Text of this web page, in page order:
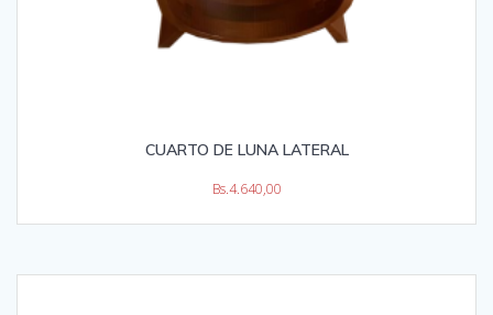
CUARTO DE LUNA LATERAL
Bs.4.640,00